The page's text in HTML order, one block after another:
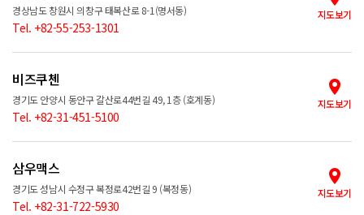
지도보기
경상남도 창원시 의창구 태복산로 8-1(명서동)
Tel. +82-55-253-1301
비즈쿠첸
지도보기
경기도 안양시 동안구 갈산로44번길 49, 1층 (호계동)
Tel. +82-31-451-5100
삼우맥스
지도보기
경기도 성남시 수정구 복정로42번길 9 (복정동)
Tel. +82-31-722-5930